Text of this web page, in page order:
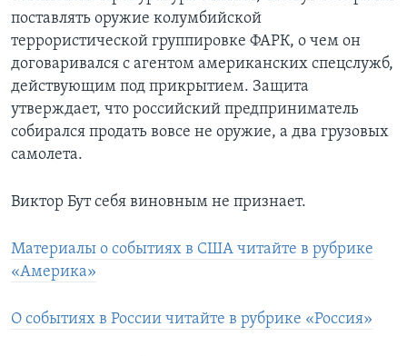
поставлять оружие колумбийской
террористической группировке ФАРК, о чем он
договаривался с агентом американских спецслужб,
действующим под прикрытием. Защита
утверждает, что российский предприниматель
собирался продать вовсе не оружие, а два грузовых
самолета.
Виктор Бут себя виновным не признает.
Материалы о событиях в США читайте в рубрике
«Америка»
О событиях в России читайте в рубрике «Россия»